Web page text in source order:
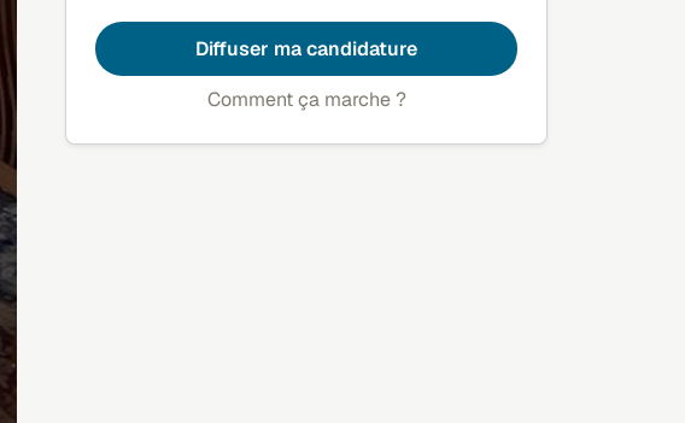
Diffuser ma candidature
Comment ça marche ?